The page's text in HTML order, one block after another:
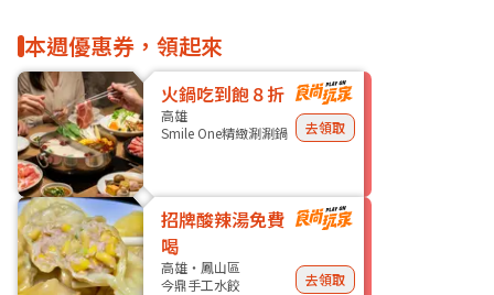
本週優惠券，領起來
火鍋吃到飽８折
高雄
Smile One精緻涮涮鍋
去領取
招牌酸辣湯免費
喝
高雄・鳳山區
今鼎手工水餃
去領取